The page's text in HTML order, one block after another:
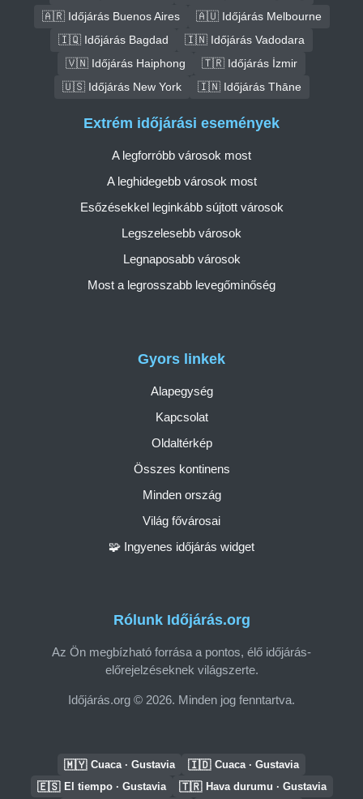
🇦🇷 Időjárás Buenos Aires
🇦🇺 Időjárás Melbourne
🇮🇶 Időjárás Bagdad
🇮🇳 Időjárás Vadodara
🇻🇳 Időjárás Haiphong
🇹🇷 Időjárás İzmir
🇺🇸 Időjárás New York
🇮🇳 Időjárás Thāne
Rólunk Időjárás.org
Az Ön megbízható forrása a pontos, élő időjárás-
előrejelzéseknek világszerte.
Időjárás.org © 2026. Minden jog fenntartva.
Gyors linkek
Alapegység
Kapcsolat
Oldaltérkép
Összes kontinens
Minden ország
Világ fővárosai
🧩 Ingyenes időjárás widget
Extrém időjárási események
A legforróbb városok most
A leghidegebb városok most
Esőzésekkel leginkább sújtott városok
Legszelesebb városok
Legnaposabb városok
Most a legrosszabb levegőminőség
🇲🇾 Cuaca · Gustavia 🇮🇩 Cuaca · Gustavia
🇪🇸 El tiempo · Gustavia 🇹🇷 Hava durumu · Gustavia